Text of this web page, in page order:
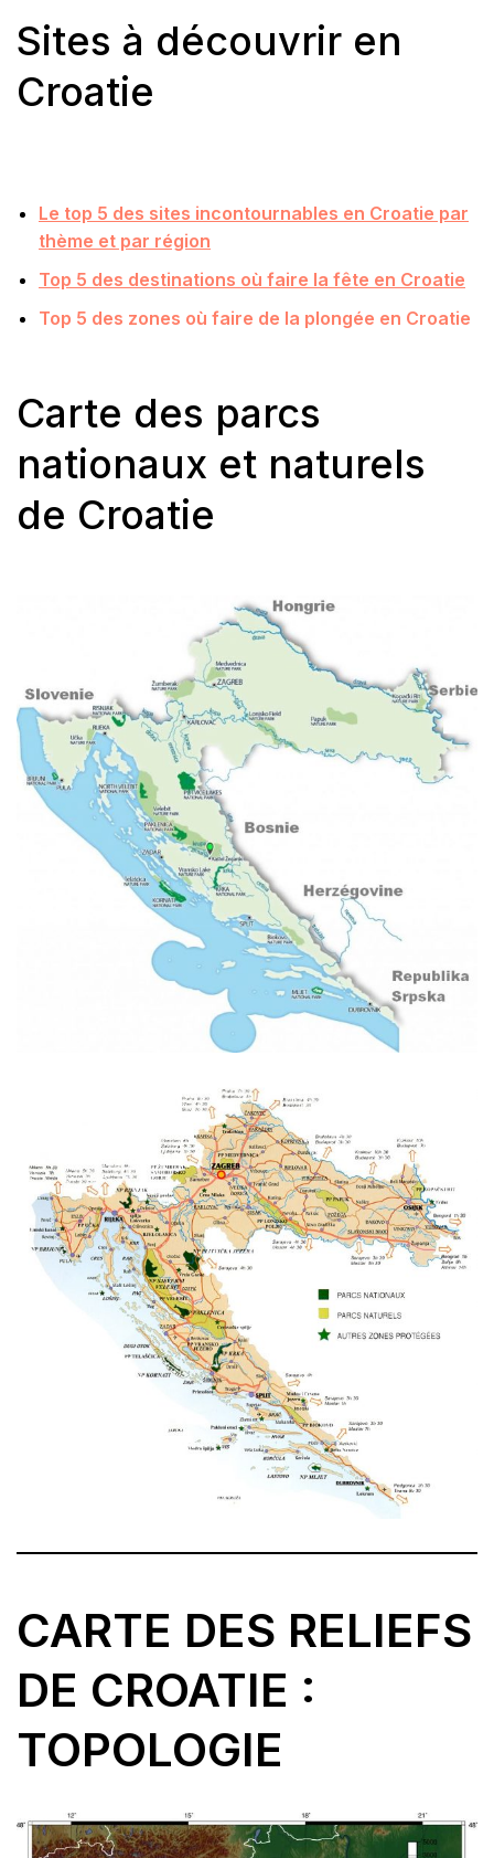
Sites à découvrir en
Croatie
Le top 5 des sites incontournables en Croatie par
thème et par région
Top 5 des destinations où faire la fête en Croatie
Top 5 des zones où faire de la plongée en Croatie
Carte des parcs
nationaux et naturels
de Croatie
CARTE DES RELIEFS
DE CROATIE :
TOPOLOGIE